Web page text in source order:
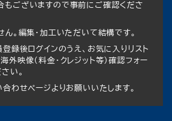
もございますので事前にご確認くださ
。編集・加工いただいて結構です。
録後ログインのうえ、お気に入りリスト
外映像（料金・クレジット等）確認フォー
い。
わせページよりお願いいたします。